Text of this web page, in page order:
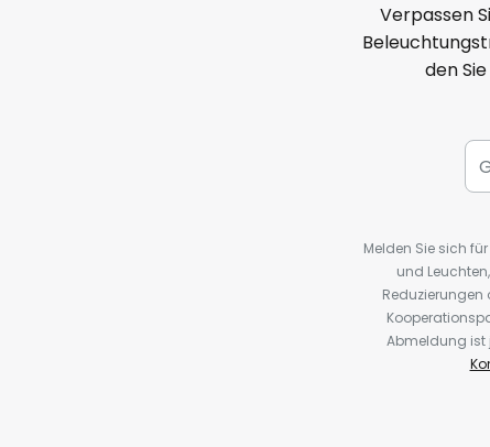
Verpassen
den
Melden Sie sich
und
Abmeldung ist